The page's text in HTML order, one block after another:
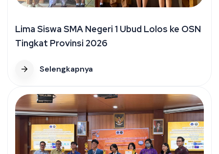
Lima Siswa SMA Negeri 1 Ubud Lolos ke OSN
Tingkat Provinsi 2026
Selengkapnya